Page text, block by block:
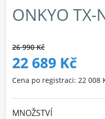
ONKYO TX-
26 990 Kč
22 689 Kč
Cena po registraci: 22 008
MNOŽSTVÍ